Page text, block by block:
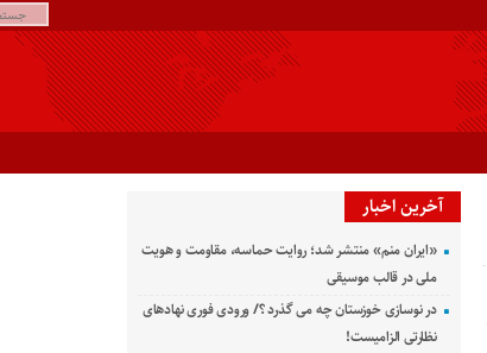
آخرین اخبار
«ایران منم» منتشر شد؛ روایت حماسه، مقاومت و هویت
ملی در قالب موسیقی
در نوسازی خوزستان چه می گذرد ؟/ ورودی فوری نهادهای
نظارتی الزامیست!